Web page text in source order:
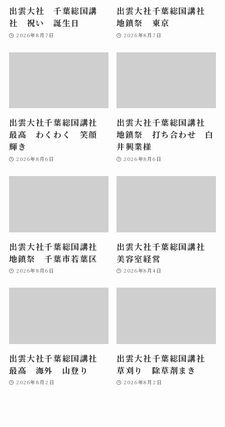
出雲大社 千葉総国講
社 祝い 誕生日
2026年8月7日
出雲大社千葉総国講社
地鎮祭 東京
2026年8月7日
出雲大社千葉総国講社
最高 わくわく 笑顔
輝き
2026年8月6日
出雲大社千葉総国講社
地鎮祭 打ち合わせ 白
井興業様
2026年8月6日
出雲大社千葉総国講社
地鎮祭 千葉市若葉区
2026年8月6日
出雲大社千葉総国講社
美容室経営
2026年8月4日
出雲大社千葉総国講社
最高 海外 山登り
2026年8月2日
出雲大社千葉総国講社
草刈り 除草剤まき
2026年8月2日